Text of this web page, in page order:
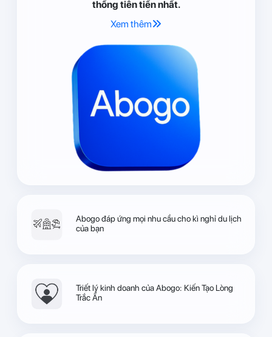
thống tiên tiến nhất.
Xem thêm
Abogo đáp ứng mọi nhu cầu cho kì nghỉ du lịch
của bạn
Triết lý kinh doanh của Abogo: Kiến Tạo Lòng
Trắc Ẩn